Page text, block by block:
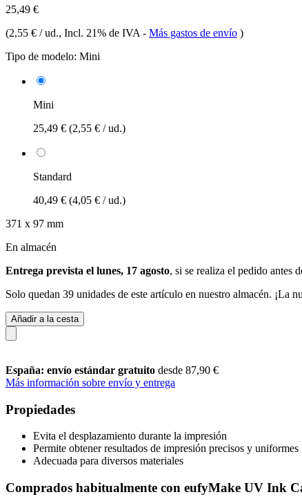
25,49 €
(2,55 € / ud., Incl. 21% de IVA - Más gastos de envío )
Tipo de modelo: Mini
Mini
25,49 € (2,55 € / ud.)
Standard
40,49 € (4,05 € / ud.)
371 x 97 mm
En almacén
Entrega prevista el lunes, 17 agosto, si se realiza el pedido antes
Solo quedan 39 unidades de este artículo en nuestro almacén. ¡La
Añadir a la cesta
España: envío estándar gratuito desde 87,90 €
Más información sobre envío y entrega
Propiedades
Evita el desplazamiento durante la impresión
Permite obtener resultados de impresión precisos y uniformes
Adecuada para diversos materiales
Comprados habitualmente con eufyMake UV Ink